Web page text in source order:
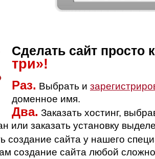
Сделать сайт просто
три»!
Раз. Выбрать и
доменное имя.
Два. Заказать хостинг,
или заказать установку
создание сайта у нашего
создание сайта любой